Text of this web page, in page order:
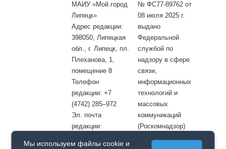
Мы используем файлы cookie и
МАИУ «Мой город
Липецк»
Адрес редакции:
398050, Липецкая
обл., г. Липецк, пл.
Плеханова, 1,
помещение 8
Телефон
редакции: +7
(4742) 285–972
Эл. почта
редакции:
№ ФС77-89762 от
08 июля 2025 г.
выдано
Федеральной
службой по
надзору в сфере
связи,
информационных
технологий и
массовых
коммуникаций
(Роскомнадзор)